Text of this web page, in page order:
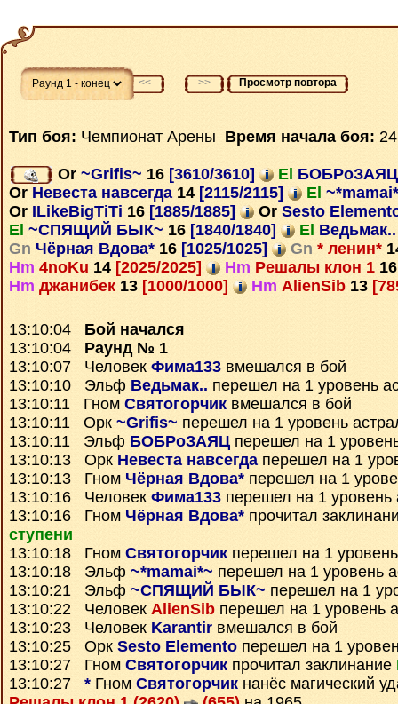
<< >> Просмотр повтора
Тип боя: Чемпионат Арены Время начала боя:
Or ~Grifis~ 16 [3610/3610] El
Or Невеста навсегда 14 [2115/2115] El
Or ILikeBigTiTi 16 [1885/1885] Or Sesto
El ~СПЯЩИЙ БЫК~ 16 [1840/1840] El
Gn Чёрная Вдова* 16 [1025/1025] Gn * ленин*
Hm 4noKu 14 [2025/2025] Hm Решалы клон 1 16
Hm джанибек 13 [1000/1000] Hm AlienSib 13
13:10:04 Бой начался
13:10:04 Раунд № 1
13:10:07 Человек Фима133 вмешался в бой
13:10:10 Эльф Ведьмак.. перешел на 1 уровень
13:10:11 Гном Святогорчик вмешался в бой
13:10:11 Орк ~Grifis~ перешел на 1 уровень
13:10:11 Эльф БОБРоЗАЯЦ перешел на 1
13:10:13 Орк Невеста навсегдаперешел на 1
13:10:13 Гном Чёрная Вдова* перешел на 1
13:10:16 Человек Фима133 перешел на 1 уровень
13:10:16 Гном Чёрная Вдова* прочитал
ступени
13:10:18 Гном Святогорчик перешел на 1
13:10:18 Эльф ~*mamai*~ перешел на 1 уровень
13:10:21 Эльф ~СПЯЩИЙ БЫК~ перешел на 1
13:10:22 Человек AlienSib перешел на 1 уровень
13:10:23 Человек Karantir вмешался в бой
13:10:25 Орк Sesto Elemento перешел на 1
13:10:27 Гном Святогорчик прочитал заклинание
13:10:27 * Гном Святогорчик нанёс магический